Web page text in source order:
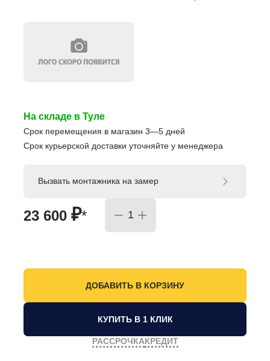
На складе в Туле
Срок перемещения в магазин 3—5 дней
Срок курьерской доставки уточняйте у менеджера
23 600 ₽*
Вызвать монтажника на замер
КУПИТЬ В 1 КЛИК
РАССРОЧКАКРЕДИТ